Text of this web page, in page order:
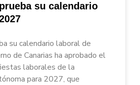
su calendario
su calendario laboral de
de Canarias ha aprobado el
laborales de la
para 2027, que